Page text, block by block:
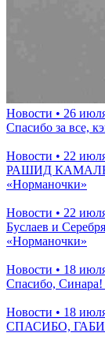
Новости • 26
Спасибо за все,
Новости • 22
РАШИД
«Норманочки»
Новости • 22
Буслаев и
«Норманочки»
Новости • 18
Спасибо,
Новости • 18
СПАСИБО,